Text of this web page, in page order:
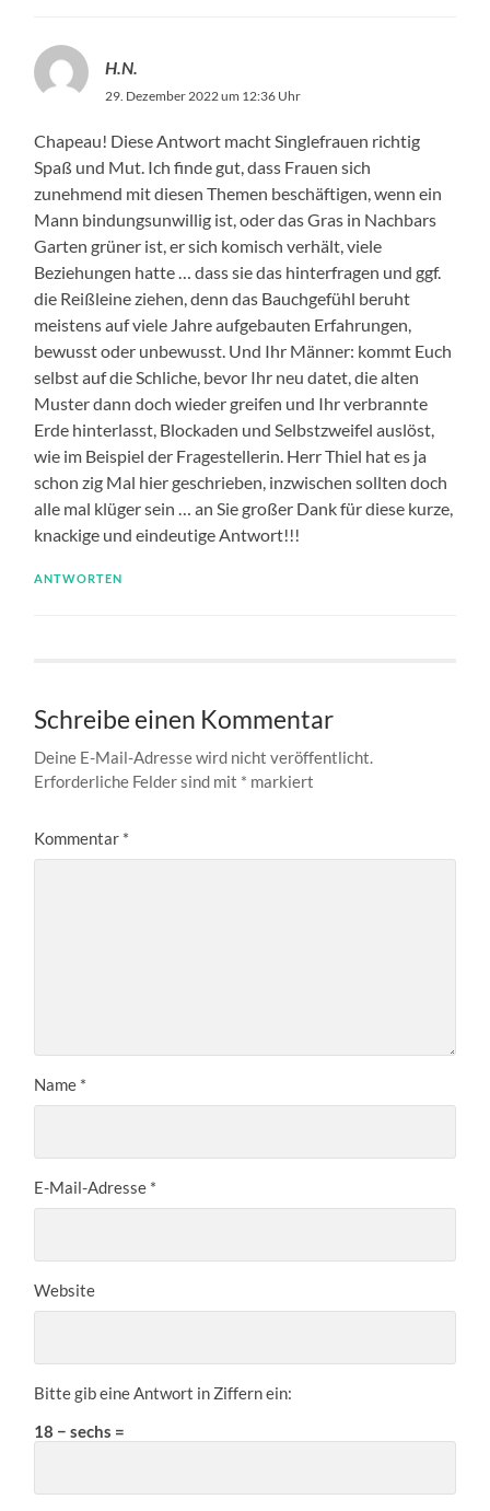
H.N.
29. Dezember 2022 um 12:36 Uhr
Chapeau! Diese Antwort macht Singlefrauen richtig
Spaß und Mut. Ich finde gut, dass Frauen sich
zunehmend mit diesen Themen beschäftigen, wenn ein
Mann bindungsunwillig ist, oder das Gras in Nachbars
Garten grüner ist, er sich komisch verhält, viele
Beziehungen hatte … dass sie das hinterfragen und ggf.
die Reißleine ziehen, denn das Bauchgefühl beruht
meistens auf viele Jahre aufgebauten Erfahrungen,
bewusst oder unbewusst. Und Ihr Männer: kommt Euch
selbst auf die Schliche, bevor Ihr neu datet, die alten
Muster dann doch wieder greifen und Ihr verbrannte
Erde hinterlasst, Blockaden und Selbstzweifel auslöst,
wie im Beispiel der Fragestellerin. Herr Thiel hat es ja
schon zig Mal hier geschrieben, inzwischen sollten doch
alle mal klüger sein … an Sie großer Dank für diese kurze,
knackige und eindeutige Antwort!!!
ANTWORTEN
Schreibe einen Kommentar
Deine E-Mail-Adresse wird nicht veröffentlicht.
Erforderliche Felder sind mit * markiert
Kommentar *
Name *
E-Mail-Adresse *
Website
Bitte gib eine Antwort in Ziffern ein:
18 − sechs =